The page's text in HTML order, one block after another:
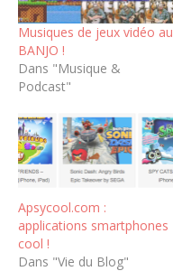
Musiques de jeux vidéo au
BANJO !
Dans "Musique &
Podcast"
Apsycool.com :
applications smartphones
cool !
Dans "Vie du Blog"